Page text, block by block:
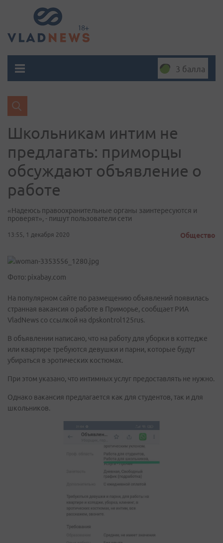
3 балла
Школьникам интим не
предлагать: приморцы
обсуждают объявление о
работе
«Надеюсь правоохранительные органы заинтересуются и
проверят», - пишут пользователи сети
13:55, 1 декабря 2020 Общество
Фото: pixabay.com
На популярном сайте по размещению объявлений появилась
странная вакансия о работе в Приморье, сообщает РИА
VladNews со ссылкой на dpskontrol125rus.
В объявлении написано, что на работу для уборки в коттедже
или квартире требуются девушки и парни, которые будут
убираться в эротических костюмах.
При этом указано, что интимных услуг предоставлять не нужно.
Однако вакансия предлагается как для студентов, так и для
школьников.